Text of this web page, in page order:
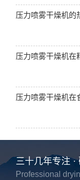
压力喷雾干燥机的
压力喷雾干燥机在
压力喷雾干燥机在
三十几年专注
Professional